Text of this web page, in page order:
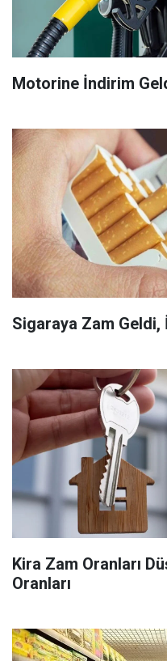
Motorine İndirim
Sigaraya Zam Geldi,
Kira Zam Oranları
Oranları